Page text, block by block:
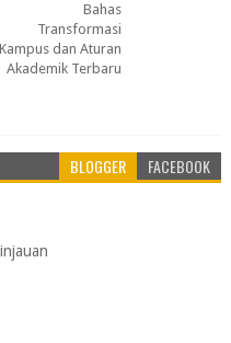
Bahas
Transformasi
Kampus dan Aturan
Akademik Terbaru
BLOGGER FACEBOOK